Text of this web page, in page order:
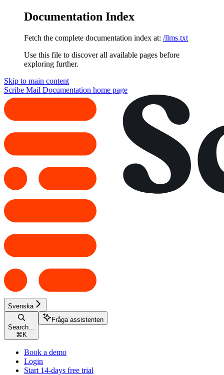
Documentation Index
Fetch the complete documentation index at: /llms.txt
Use this file to discover all available pages before
exploring further.
Skip to main content
Scribe Mail Documentation home page
Svenska
Search...
⌘ K
Fråga assistenten
Book a demo
Login
Start 14-days free trial